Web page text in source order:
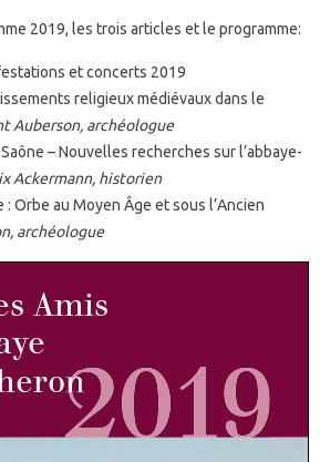
2019, les trois articles et le programme:
et concerts 2019
religieux médiévaux dans le
Auberson, archéologue
– Nouvelles recherches sur l’abbaye-
Ackermann, historien
Orbe au Moyen Âge et sous l’Ancien
archéologue